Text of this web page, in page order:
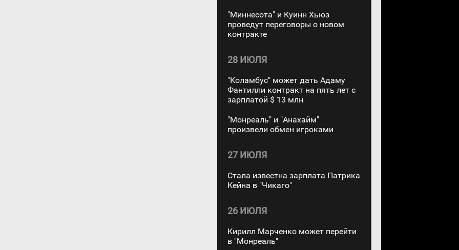
"Миннесота" и Куинн Хьюз
проведут переговоры о новом
контракте
28 ИЮЛЯ
"Коламбус" может дать Адаму
Фантилли контракт на пять лет с
зарплатой $ 13 млн
"Монреаль" и "Анахайм"
произвели обмен игроками
27 ИЮЛЯ
Стала известна зарплата Патрика
Кейна в "Чикаго"
26 ИЮЛЯ
Кирилл Марченко может перейти
в "Монреаль"